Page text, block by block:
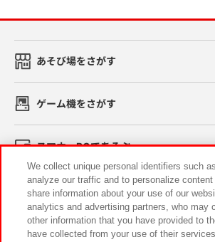
あそび場をさがす
ゲーム機をさがす
スマホ・PCであそぶ
イベント・キャンペーン
We collect unique personal identifiers such
analyze our traffic and to personalize
share information about your use of our
analytics and advertising partners, who may
other information that you have provided to
have collected from your use of their